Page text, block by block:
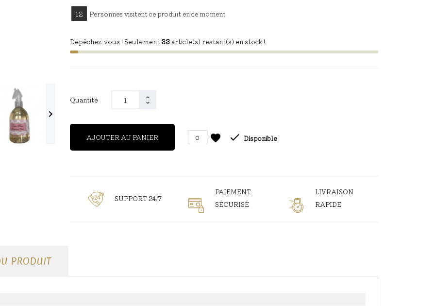

12 Personnes visitent ce produit en ce moment
Dépêchez-vous ! Seulement 33 article(s) restant(s) en stock !
Quantité
AJOUTER AU PANIER favorite
0  Disponible
SUPPORT 24/7
PAIEMENT
SÉCURISÉ
LIVRAISON
RAPIDE
PRODUIT